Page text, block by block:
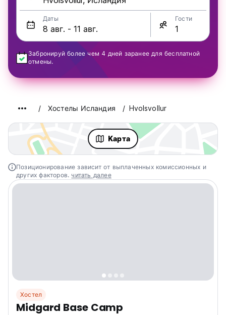
Даты Гости
Забронируй более чем 4 дней заранее для бесплатной
отмены.
Хостелы Исландия Hvolsvollur
Kарта
Позиционирование зависит от выплаченных комиссионных и
других факторов. читать далее
Хостел
Midgard Base Camp